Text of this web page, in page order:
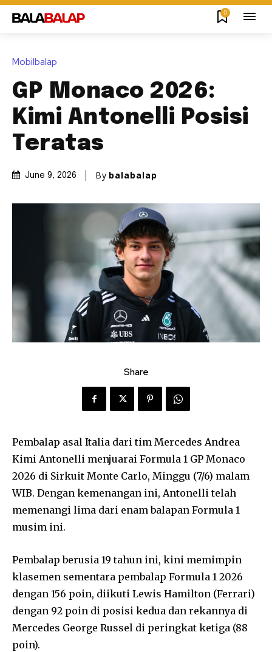
0
Mobilbalap
GP Monaco 2026:
Kimi Antonelli Posisi
Teratas
June 9, 2026 By balabalap
Share
Pembalap asal Italia dari tim Mercedes Andrea
Kimi Antonelli menjuarai Formula 1 GP Monaco
2026 di Sirkuit Monte Carlo, Minggu (7/6) malam
WIB. Dengan kemenangan ini, Antonelli telah
memenangi lima dari enam balapan Formula 1
musim ini.
Pembalap berusia 19 tahun ini, kini memimpin
klasemen sementara pembalap Formula 1 2026
dengan 156 poin, diikuti Lewis Hamilton (Ferrari)
dengan 92 poin di posisi kedua dan rekannya di
Mercedes George Russel di peringkat ketiga (88
poin).